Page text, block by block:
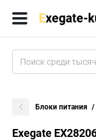
Блоки питания
Exegate